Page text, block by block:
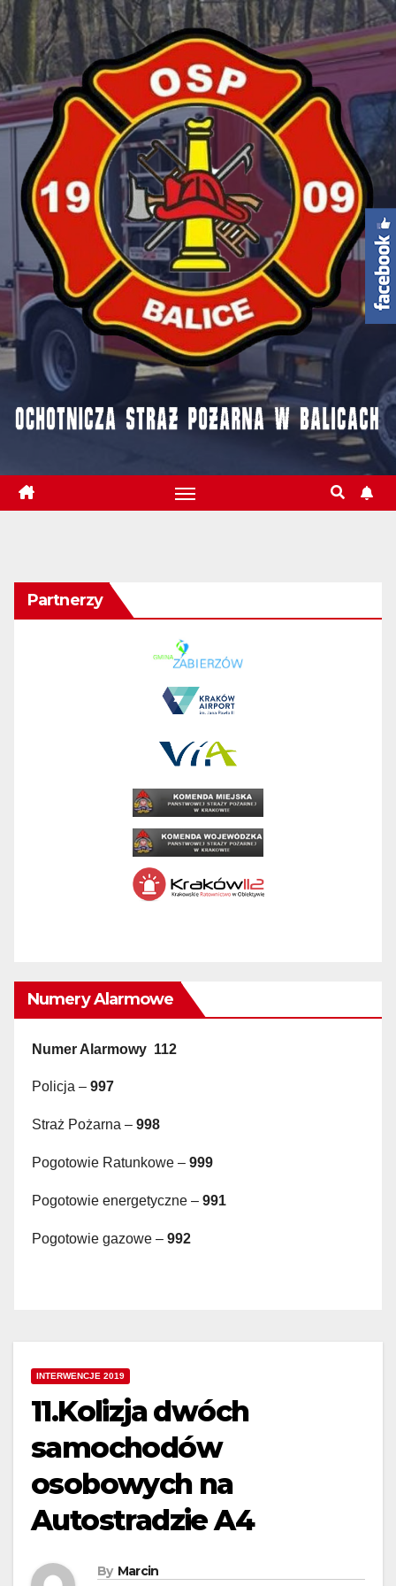
Partnerzy
Numery Alarmowe
Numer Alarmowy 112
Policja – 997
Straż Pożarna – 998
Pogotowie Ratunkowe – 999
Pogotowie energetyczne – 991
Pogotowie gazowe – 992
INTERWENCJE 2019
11.Kolizja dwóch
samochodów
osobowych na
Autostradzie A4
By Marcin